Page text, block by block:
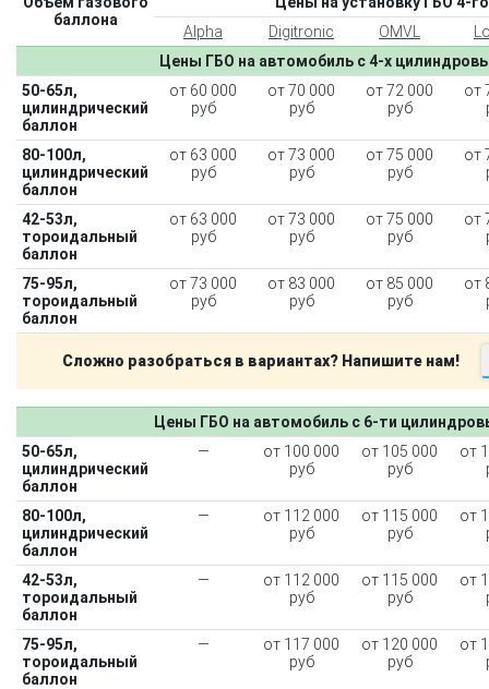
О автосервисе
Отзывы клиентов
Установка ГБО за 6 часов
2-го поколения 4-го поколения
5-го поколения
BRC
OMVL Digitronic
Цена на установку ГБО
Техобслуживание ГБО
Полная диагностика ГБО
Чистка и регулировка форсунок
Замена датчика давления
Замена баллона
Установка редуктора
Регистрация ГБО в ГИБДД
Штрафы в 2026 году
Документы для регистрации
Свидетельство на ГБО
баллона
Alpha
Digitronic OMVL
Цены ГБО на автомобиль с 4-х
50-65л,
цилиндрический
баллон
от 60 000
руб
от 70 000
руб
от 72 000
руб
от
80-100л,
цилиндрический
баллон
от 63 000
руб
от 73 000
руб
от 75 000
руб
от
42-53л,
тороидальный
баллон
от 63 000
руб
от 73 000
руб
от 75 000
руб
от
75-95л,
тороидальный
баллон
от 73 000
руб
от 83 000
руб
от 85 000
руб
от
Сложно разобраться в вариантах? Напишите нам!
Цены ГБО на автомобиль с 6-ти
50-65л,
цилиндрический
баллон
—
от 100 000
руб
от 105 000
руб
от
80-100л,
цилиндрический
баллон
—
от 112 000
руб
от 115 000
руб
от
42-53л,
тороидальный
баллон
—
от 112 000
руб
от 115 000
руб
от
75-95л,
тороидальный
баллон
—
от 117 000
руб
от 120 000
руб
от